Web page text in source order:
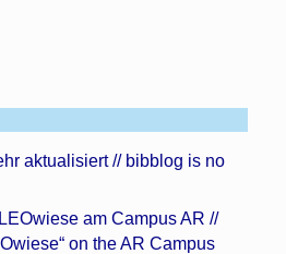
aktualisiert // bibblog is no
am Campus AR //
on the AR Campus